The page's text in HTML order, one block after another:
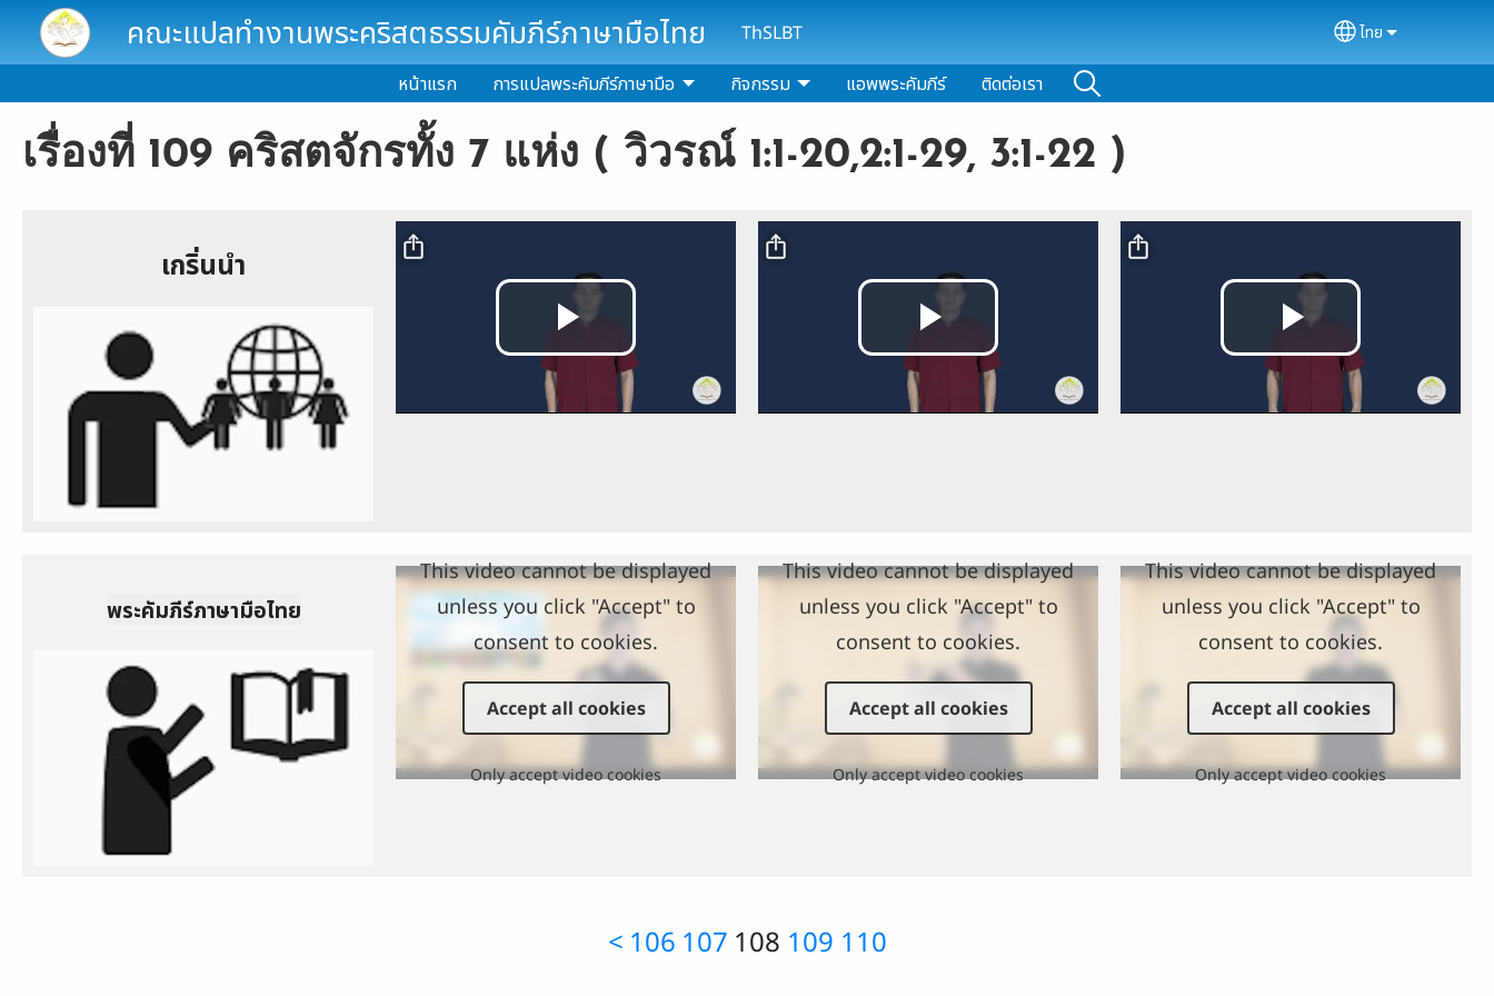
Skip to main contentคณะแปลทำงานพระคริสตธรรมคัมภีร์ภาษามือไทย ThSLBT Select your
ไทย
หน้าแรก การแปลพระคัมภีร์ภาษามือ กิจกรรม แอพพระคัมภีร์ ติดต่อเรา
เรื่องที่ 109 คริสตจักรทั้ง 7 แห่ง ( วิวรณ์ 1:1-20,2:1-29, 3:1-22 )
เกริ่นนำ
Video file
Play
Video
Video file
Play
Video
Video file
Play
Video
พระคัมภีร์ภาษามือไทย
This video cannot be displayed
unless you click "Accept" to
consent to cookies.
Accept all cookies
Only accept video cookies
This video cannot be displayed
unless you click "Accept" to
consent to cookies.
Accept all cookies
Only accept video cookies
This video cannot be displayed
unless you click "Accept" to
consent to cookies.
Accept all cookies
Only accept video cookies
< 106 107 108 109 110